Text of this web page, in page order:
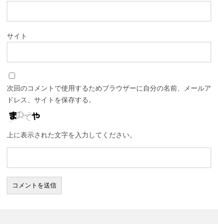
サイト
次回のコメントで使用するためブラウザーに自分の名前、メールア
ドレス、サイトを保存する。
上に表示された文字を入力してください。